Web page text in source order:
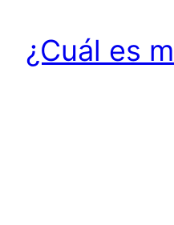
¿Cuál es